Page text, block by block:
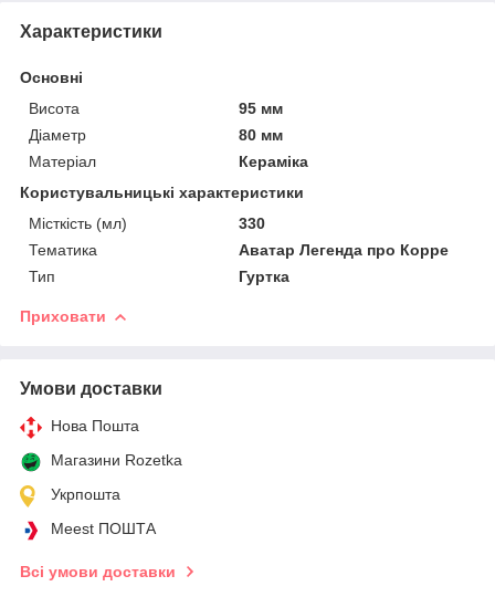
Характеристики
Основні
Висота
95 мм
Діаметр
80 мм
Матеріал
Кераміка
Користувальницькі характеристики
Місткість (мл)
330
Тематика
Аватар Легенда про Корре
Тип
Гуртка
Приховати
Умови доставки
Нова Пошта
Магазини Rozetka
Укрпошта
Meest ПОШТА
Всі умови доставки